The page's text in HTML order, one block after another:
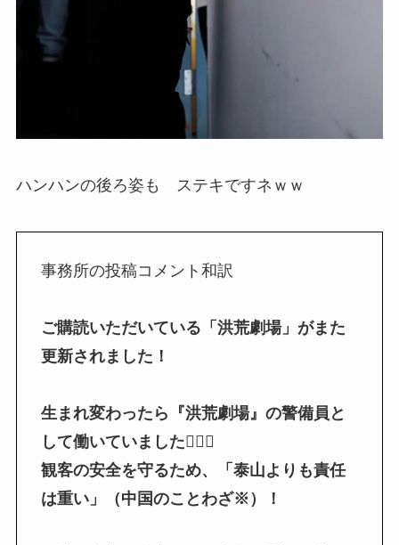
ハンハンの後ろ姿も ステキですネｗｗ
事務所の投稿コメント和訳
ご購読いただいている「洪荒劇場」がまた
更新されました！
生まれ変わったら『洪荒劇場』の警備員と
して働いていました👮🏼‍♀️
観客の安全を守るため、「泰山よりも責任
は重い」（中国のことわざ※）！